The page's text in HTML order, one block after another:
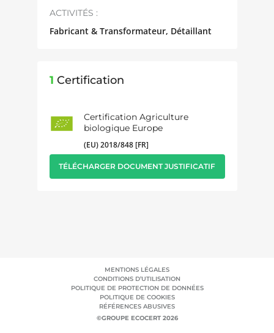
ACTIVITÉS :
Fabricant & Transformateur, Détaillant
1 Certification
Certification Agriculture
biologique Europe
(EU) 2018/848 [FR]
TÉLÉCHARGER DOCUMENT JUSTIFICATIF
MENTIONS LÉGALES
CONDITIONS D’UTILISATION
POLITIQUE DE PROTECTION DE DONNÉES
POLITIQUE DE COOKIES
RÉFÉRENCES ABUSIVES
©GROUPE ECOCERT 2026